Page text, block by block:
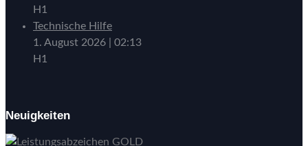
H1
Technische Hilfe
1. August 2026
02:13
H1
Neuigkeiten